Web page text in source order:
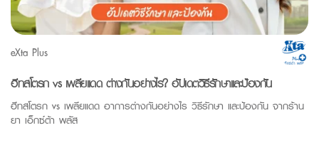
eXta Plus
ฮีทสโตรก vs เพลียแดด ต่างกันอย่างไร? อัปเดตวิธีรักษาและป้องกัน
ฮีทสโตรก vs เพลียแดด อาการต่างกันอย่างไร วิธีรักษา และป้องกัน จากร้าน
ยา เอ็กซ์ต้า พลัส